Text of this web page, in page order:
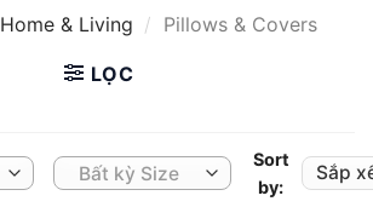
Home & Living / Pillows & Covers
LỌC
Bất kỳ Size
Sort
by: